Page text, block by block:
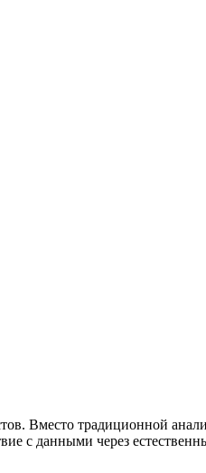
Вместо традиционной
с данными через